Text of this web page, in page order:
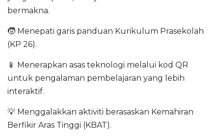
bermakna.
🧒 Menepati garis panduan Kurikulum Prasekolah
(KP 26).
📱 Menerapkan asas teknologi melalui kod QR
untuk pengalaman pembelajaran yang lebih
interaktif.
💡 Menggalakkan aktiviti berasaskan Kemahiran
Berfikir Aras Tinggi (KBAT).